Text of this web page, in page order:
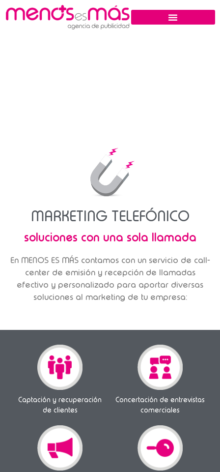
MARKETING TELEFÓNICO
soluciones con una sola llamada
En MENOS ES MÁS contamos con un servicio de call-
center de emisión y recepción de llamadas
efectivo y personalizado para aportar diversas
soluciones al marketing de tu empresa:
Captación y recuperación
de clientes
Concertación de entrevistas
comerciales